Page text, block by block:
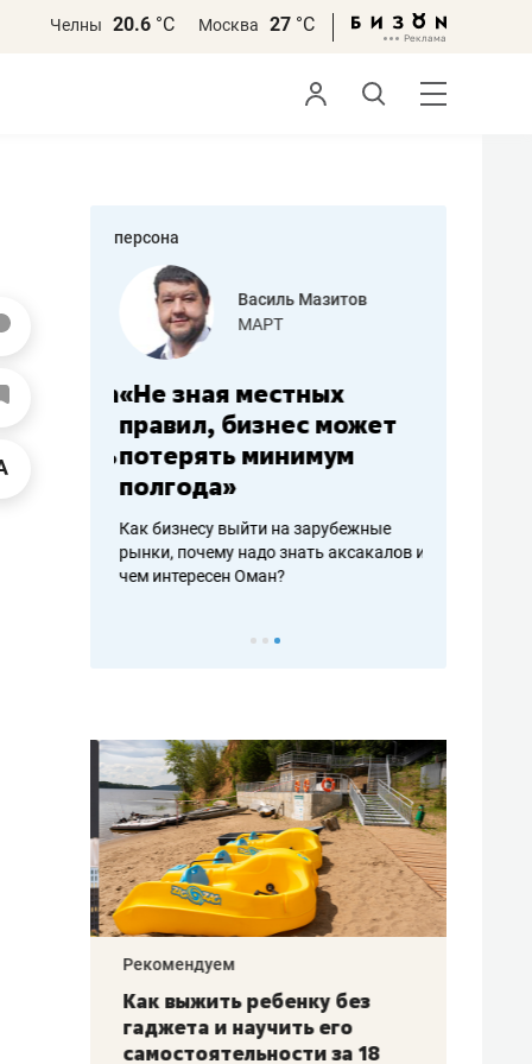
Челны 20.6 °С Москва 27 °С
персона
работа
Василь Мазитов
МАРТ
«Не зная местных
правил, бизнес может
потерять минимум
полгода»
Как бизнесу выйти на зарубежные
рынки, почему надо знать аксакалов и
чем интересен Оман?
Рекомендуем
Как выжить ребенку без
гаджета и научить его
самостоятельности за 18